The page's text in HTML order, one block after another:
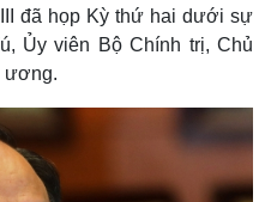
đã họp Kỳ thứ hai dưới sự
Ủy viên Bộ Chính trị, Chủ
ương.